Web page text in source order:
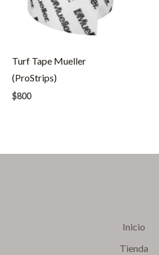
Turf Tape Mueller
(ProStrips)
$800
Inicio
Tienda